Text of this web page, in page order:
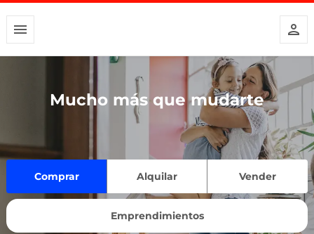
Mucho más que mudarte
Comprar Alquilar Vender
Emprendimientos